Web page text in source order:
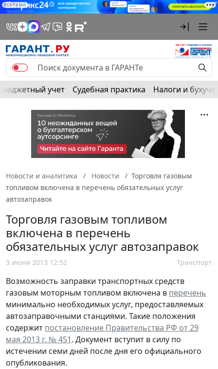
РЕКЛАМА
Бюджетный учет Судебная практика Налоги и
Новости и аналитика Новости
Торговля газовым
топливом включена в перечень обязательных услуг
автозаправок
Торговля газовым топливом
включена в перечень
обязательных услуг автозаправок
3 июня 2013 12:52 Транспорт
Возможность заправки транспортных средств
газовым моторным топливом включена в перечень
минимально необходимых услуг, предоставляемых
автозаправочными станциями. Такие положения
содержит постановление Правительства РФ от 29
мая 2013 г. № 451. Документ вступит в силу по
истечении семи дней после дня его официального
опубликования.